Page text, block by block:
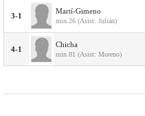
3-1
Martí-Gimeno
min.26 (Asist: Julián)
4-1
Chicha
min.81 (Asist: Moreno)